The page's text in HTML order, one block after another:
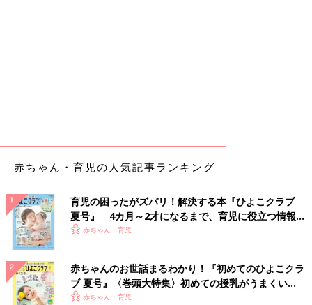
赤ちゃん・育児の人気記事ランキング
育児の困ったがズバリ！解決する本『ひよこクラブ
夏号』 4カ月～2才になるまで、育児に役立つ情報が
いっぱい！
赤ちゃん・育児
赤ちゃんのお世話まるわかり！『初めてのひよこクラ
ブ 夏号』〈巻頭大特集〉初めての授乳がうまくい
く！ おっぱい・ミルクの基本と夏のトラブル 解決テ
赤ちゃん・育児